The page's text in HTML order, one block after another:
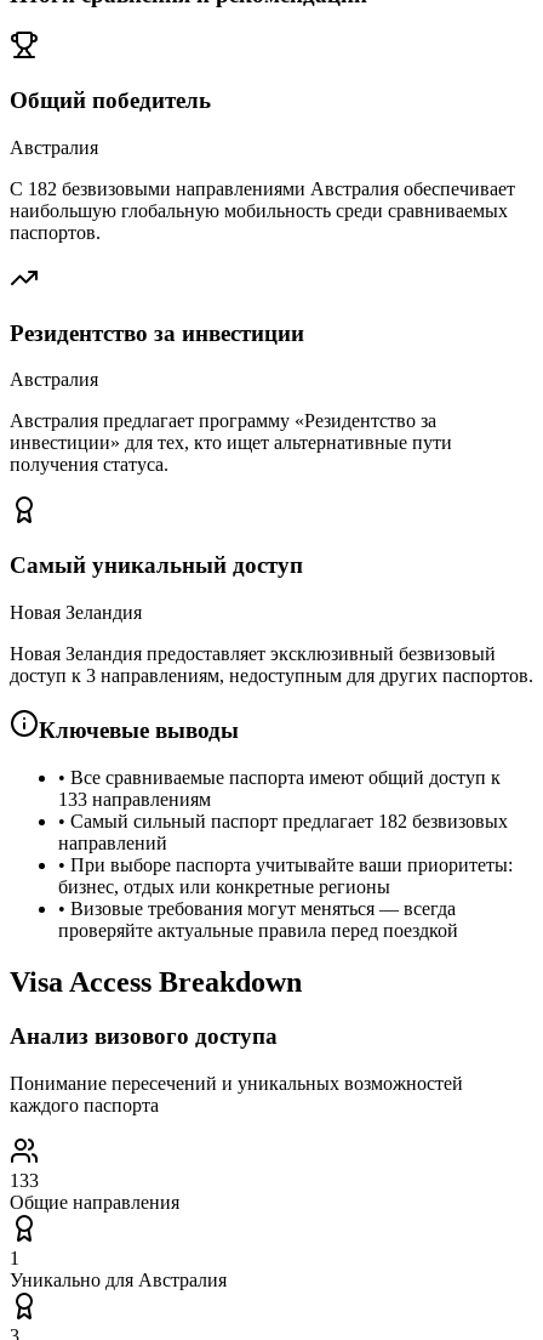
Общий победитель
Австралия
С 182 безвизовыми направлениями Австралия обеспечивает
наибольшую глобальную мобильность среди сравниваемых
паспортов.
Резидентство за инвестиции
Австралия
Австралия предлагает программу «Резидентство за
инвестиции» для тех, кто ищет альтернативные пути
получения статуса.
Самый уникальный доступ
Новая Зеландия
Новая Зеландия предоставляет эксклюзивный безвизовый
доступ к 3 направлениям, недоступным для других паспортов.
Ключевые выводы
• Все сравниваемые паспорта имеют общий доступ к
133 направлениям
• Самый сильный паспорт предлагает 182 безвизовых
направлений
• При выборе паспорта учитывайте ваши приоритеты:
бизнес, отдых или конкретные регионы
• Визовые требования могут меняться — всегда
проверяйте актуальные правила перед поездкой
Visa Access Breakdown
Анализ визового доступа
Понимание пересечений и уникальных возможностей
каждого паспорта
133
Общие направления
1
Уникально для Австралия
3